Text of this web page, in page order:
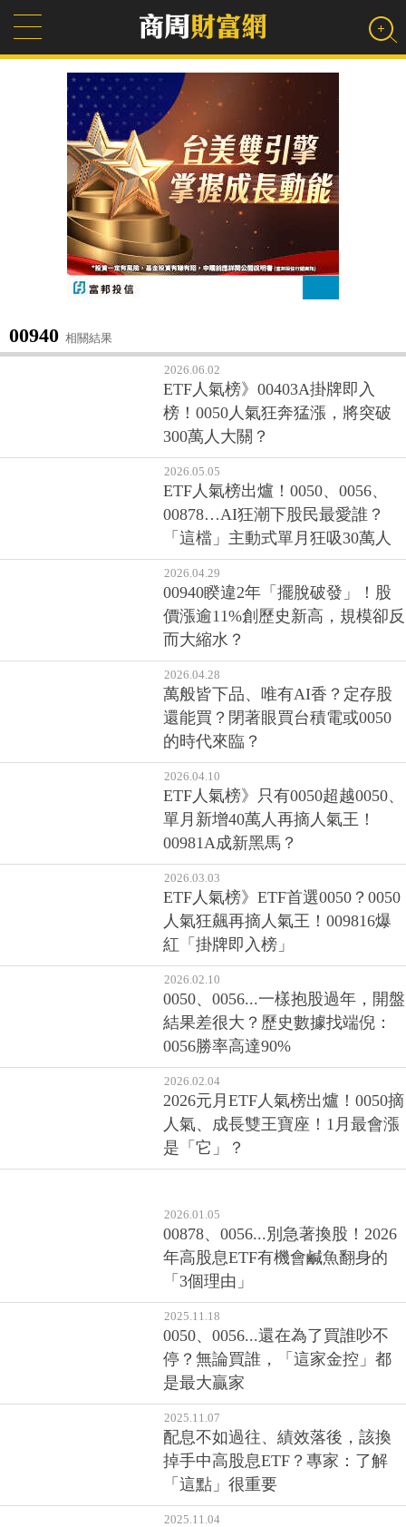
00940 相關結果
2026.06.02
ETF人氣榜》00403A掛牌即入
榜！0050人氣狂奔猛漲，將突破
300萬人大關？
2026.05.05
ETF人氣榜出爐！0050、0056、
00878…AI狂潮下股民最愛誰？
「這檔」主動式單月狂吸30萬人
2026.04.29
00940睽違2年「擺脫破發」！股
價漲逾11%創歷史新高，規模卻反
而大縮水？
2026.04.28
萬般皆下品、唯有AI香？定存股
還能買？閉著眼買台積電或0050
的時代來臨？
2026.04.10
ETF人氣榜》只有0050超越0050、
單月新增40萬人再摘人氣王！
00981A成新黑馬？
2026.03.03
ETF人氣榜》ETF首選0050？0050
人氣狂飆再摘人氣王！009816爆
紅「掛牌即入榜」
2026.02.10
0050、0056...一樣抱股過年，開盤
結果差很大？歷史數據找端倪：
0056勝率高達90%
2026.02.04
2026元月ETF人氣榜出爐！0050摘
人氣、成長雙王寶座！1月最會漲
是「它」？
2026.01.05
00878、0056...別急著換股！2026
年高股息ETF有機會鹹魚翻身的
「3個理由」
2025.11.18
0050、0056...還在為了買誰吵不
停？無論買誰，「這家金控」都
是最大贏家
2025.11.07
配息不如過往、績效落後，該換
掉手中高股息ETF？專家：了解
「這點」很重要
2025.11.04